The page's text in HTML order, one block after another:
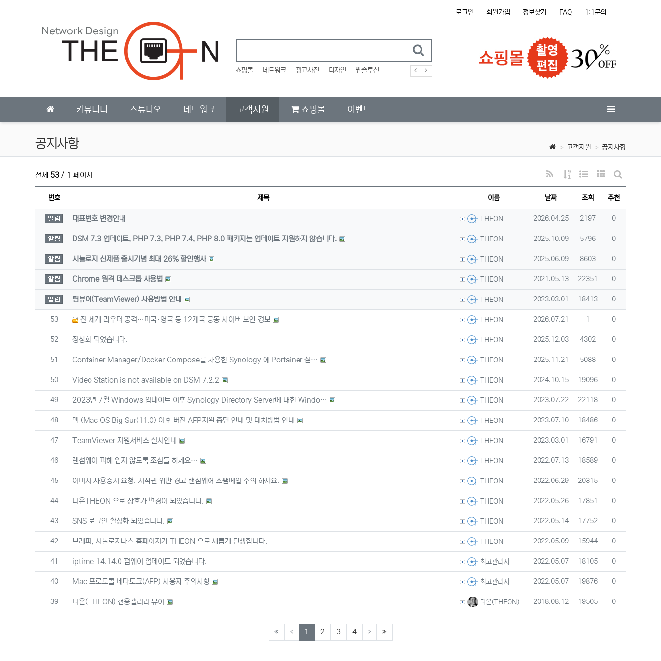
로그인 회원가입 정보찾기 FAQ 1:1문의
쇼핑몰 네트워크 광고사진 디자인 웹솔루션
커뮤니티 스튜디오 네트워크 고객지원 쇼핑몰 이벤트
공지사항 고객지원 공지사항
전체 53 / 1 페이지 RSS
게시물 정렬
웹진 스타일갤러리 스타일
게시판 검색
번호 제목 이름 날짜 조회 추천
공지사항
대표번호 변경안내 등록자THEON 등록일
2026.04.25 조회
2197 추천
0
공지사항
DSM 7.3 업데이트, PHP 7.3, PHP 7.4, PHP 8.0 패키지는 업데이트 지원하지 않습니다. 등록자THEON 등록일
2025.10.09 조회
5796 추천
0
공지사항
시놀로지 신제품 출시기념 최대 26% 할인행사 등록자THEON 등록일
2025.06.09 조회
8603 추천
0
공지사항
Chrome 원격 데스크톱 사용법 등록자THEON 등록일
2021.05.13 조회
22351 추천
0
공지사항
팀뷰어(TeamViewer) 사용방법 안내 등록자THEON 등록일
2023.03.01 조회
18413 추천
0
번호
53 전 세계 라우터 공격…미국·영국 등 12개국 공동 사이버 보안 경보 등록자THEON 등록일
2026.07.21 조회
1 추천
0
번호
52 정상화 되었습니다. 등록자THEON 등록일
2025.12.03 조회
4302 추천
0
번호
51 Container Manager/Docker Compose를 사용한 Synology 에 Portainer 설… 등록자THEON 등록일
2025.11.21 조회
5088 추천
0
번호
50 Video Station is not available on DSM 7.2.2 등록자THEON 등록일
2024.10.15 조회
19096 추천
0
번호
49 2023년 7월 Windows 업데이트 이후 Synology Directory Server에 대한 Windo… 등록자THEON 등록일
2023.07.22 조회
22118 추천
0
번호
48 맥 (Mac OS Big Sur(11.0) 이후 버전 AFP지원 중단 안내 및 대처방법 안내 등록자THEON 등록일
2023.07.10 조회
18486 추천
0
번호
47 TeamViewer 지원서비스 실시안내 등록자THEON 등록일
2023.03.01 조회
16791 추천
0
번호
46 렌섬웨어 피해 입지 않도록 조심들 하세요… 등록자THEON 등록일
2022.07.13 조회
18589 추천
0
번호
45 이미지 사용중지 요청, 저작권 위반 경고 랜섬웨어 스팸메일 주의 하세요. 등록자THEON 등록일
2022.06.29 조회
20315 추천
0
번호
44 디온THEON 으로 상호가 변경이 되었습니다. 등록자THEON 등록일
2022.05.26 조회
17851 추천
0
번호
43 SNS 로그인 활성화 되었습니다. 등록자THEON 등록일
2022.05.14 조회
17752 추천
0
번호
42 브레피, 시놀로지나스 홈페이지가 THEON 으로 새롭게 탄생합니다. 등록자THEON 등록일
2022.05.09 조회
15944 추천
0
번호
41 iptime 14.14.0 펌웨어 업데이트 되었습니다. 등록자최고관리자 등록일
2022.05.07 조회
18105 추천
0
번호
40 Mac 프로토콜 네타토크(AFP) 사용자 주의사항 등록자최고관리자 등록일
2022.05.07 조회
19876 추천
0
번호
39 디온(THEON) 전용갤러리 뷰어 등록자디온(THEON) 등록일
2018.08.12 조회
19505 추천
0
1 (current)
2 3 4